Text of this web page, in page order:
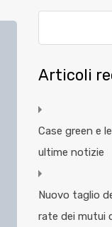
Articoli
Case green e
ultime notizie
Nuovo taglio
rate dei mutui